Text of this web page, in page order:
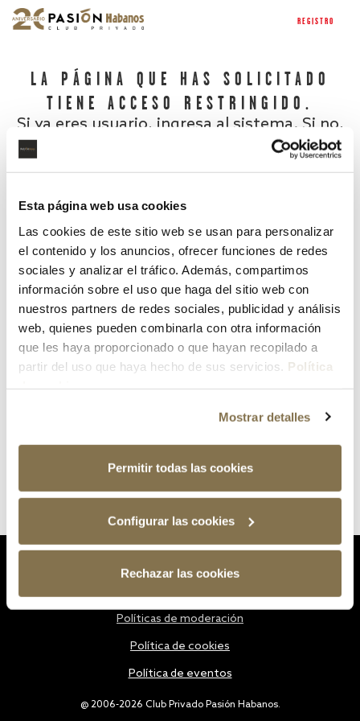
Esta página web usa cookies
Las cookies de este sitio web se usan para personalizar
el contenido y los anuncios, ofrecer funciones de redes
sociales y analizar el tráfico. Además, compartimos
información sobre el uso que haga del sitio web con
nuestros partners de redes sociales, publicidad y análisis
web, quienes pueden combinarla con otra información
que les haya proporcionado o que hayan recopilado a
partir del uso que haya hecho de sus servicios. Política
Mostrar detalles
Permitir todas las cookies
Configurar las cookies
Rechazar las cookies
REGISTRO
LA PÁGINA QUE HAS SOLICITADO
TIENE ACCESO RESTRINGIDO.
Si ya eres usuario, ingresa al sistema. Si no,
¿Has olvidado tu contraseña?
@ 2006-2026 Club Privado Pasión Habanos.
Políticas de moderación
Política de cookies
Política de eventos